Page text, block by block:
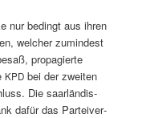
nur bed­ingt aus ihren
welch­er zumin­d­est
propagierte
KPD bei der zweit­en
Die saar­ländis­
dafür das Parteiver­